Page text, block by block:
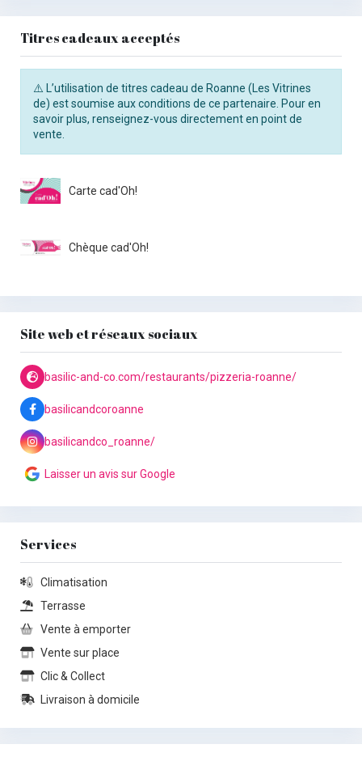
Titres cadeaux acceptés
⚠️ L’utilisation de titres cadeau de Roanne (Les Vitrines
de) est soumise aux conditions de ce partenaire. Pour en
savoir plus, renseignez-vous directement en point de
vente.
Carte cad'Oh!
Chèque cad'Oh!
Site web et réseaux sociaux
basilic-and-co.com/restaurants/pizzeria-roanne/
basilicandcoroanne
basilicandco_roanne/
Laisser un avis sur Google
Services
Climatisation
Terrasse
Vente à emporter
Vente sur place
Clic & Collect
Livraison à domicile